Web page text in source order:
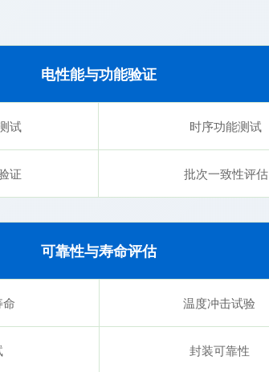
电性能与功能验证
试 时序功能测试
证 批次一致性评估
可靠性与寿命评估
温度冲击试验
封装可靠性